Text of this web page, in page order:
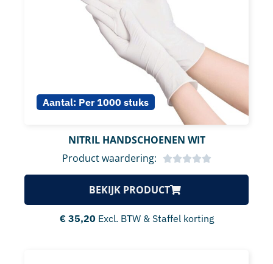
Aantal: Per 1000 stuks
NITRIL HANDSCHOENEN WIT
Product waardering:
BEKIJK PRODUCT
€35,20 Excl. BTW & Staffel korting